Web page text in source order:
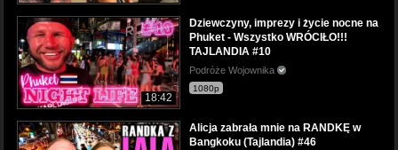
18:42
Dziewczyny, imprezy i życie nocne na
Phuket - Wszystko WRÓCIŁO!!!
TAJLANDIA #10
Podróże Wojownika
1080p
Alicja zabrała mnie na RANDKĘ w
Bangkoku (Tajlandia) #46